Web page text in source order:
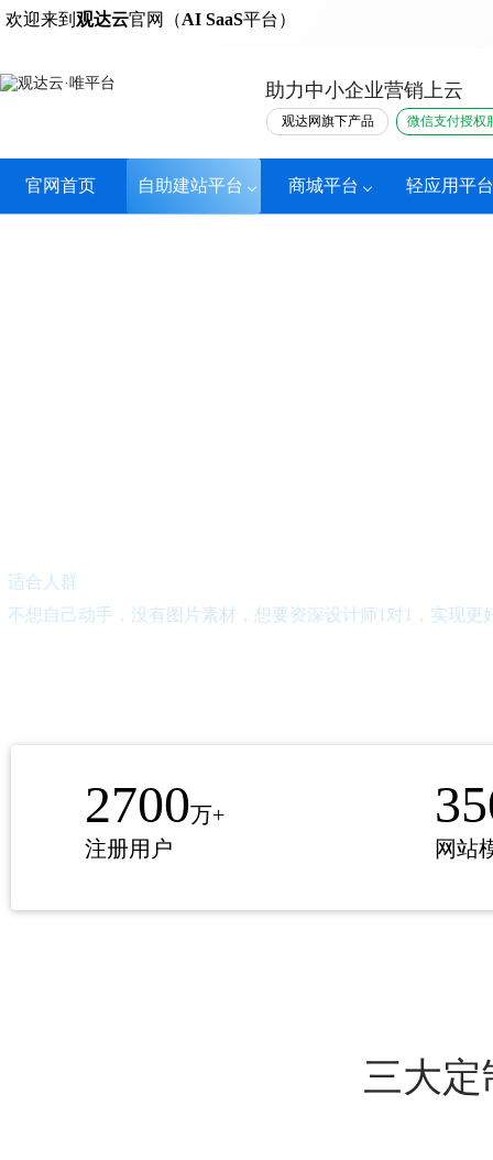
热门
欢迎来到 观达云官网（AI SaaS平台）
助力中小企业营销上云
官网首页 自助建站平台 商城平台 轻应用平台
观达网旗下产品 微信支付授权
适合人群
不想自己动手，没有图片素材，想要资深设计师1对1， 实现更
2700万+
注册用户
网站
三大